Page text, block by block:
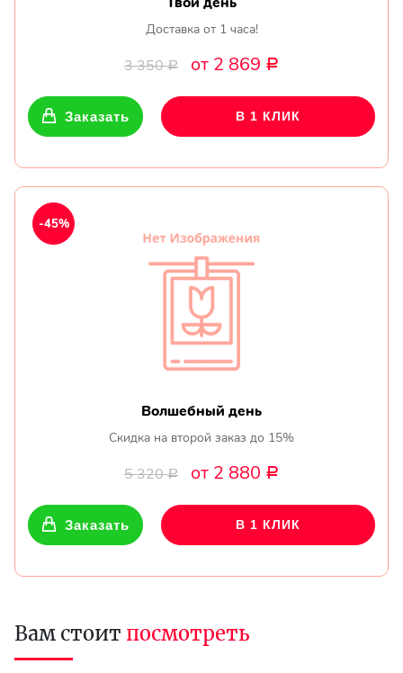
Доставка от 1 часа!
3 350Р от 2 869 Р
Заказать В 1 КЛИК
Волшебный день
Скидка на второй заказ до 15%
5 320Р от 2 880 Р
-45%
Заказать В 1 КЛИК
Вам стоит посмотреть